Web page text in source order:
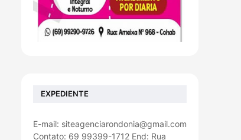
EXPEDIENTE
E-mail: siteagenciarondonia@gmail.com
Contato: 69 99399-1712 End: Rua